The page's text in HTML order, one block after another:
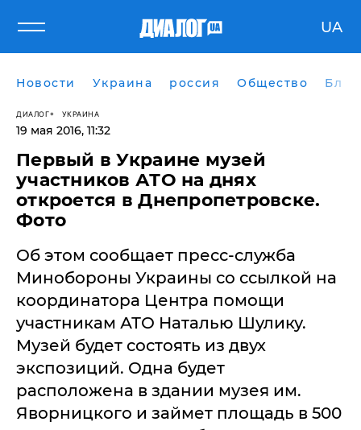
UA
Новости Украина россия Общество
ДИАЛОГ УКРАИНА
19 мая 2016, 11:32
Первый в Украине музей
участников АТО на днях
откроется в Днепропетровске.
Фото
Об этом сообщает пресс-служба
Минобороны Украины со ссылкой на
координатора Центра помощи
участникам АТО Наталью Шулику.
Музей будет состоять из двух
экспозиций. Одна будет
расположена в здании музея им.
Яворницкого и займет площадь в 500